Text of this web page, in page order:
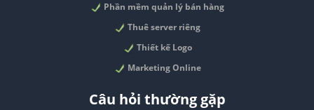
Phần mềm quản lý bán hàng
Thuê server riêng
Thiết kế Logo
Marketing Online
Câu hỏi thường gặp